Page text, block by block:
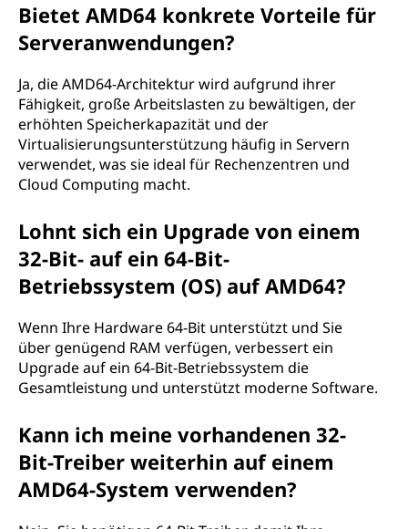
Bietet AMD64 konkrete Vorteile für
Serveranwendungen?
Ja, die AMD64-Architektur wird aufgrund ihrer
Fähigkeit, große Arbeitslasten zu bewältigen, der
erhöhten Speicherkapazität und der
Virtualisierungsunterstützung häufig in Servern
verwendet, was sie ideal für Rechenzentren und
Cloud Computing macht.
Lohnt sich ein Upgrade von einem
32-Bit- auf ein 64-Bit-
Betriebssystem (OS) auf AMD64?
Wenn Ihre Hardware 64-Bit unterstützt und Sie
über genügend RAM verfügen, verbessert ein
Upgrade auf ein 64-Bit-Betriebssystem die
Gesamtleistung und unterstützt moderne Software.
Kann ich meine vorhandenen 32-
Bit-Treiber weiterhin auf einem
AMD64-System verwenden?